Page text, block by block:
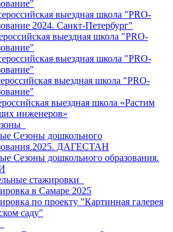
выездная школа "PRO-
2024. Санкт-Петербург"
выездная школа "PRO-
выездная школа "PRO-
выездная школа "PRO-
выездная школа «Растим
инженеров»
Сезоны дошкольного
ДАГЕСТАН
Сезоны дошкольного образования.
стажировки
в Самаре 2025
по проекту "Картинная галерея
саду"